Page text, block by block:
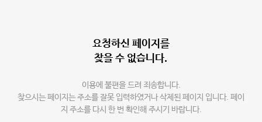
요청하신 페이지를
찾을 수 없습니다.
이용에 불편을 드려 죄송합니다.
찾으시는 페이지는 주소를 잘못 입력하였거나 삭제된 페이지 입니다. 페이
지 주소를 다시 한 번 확인해 주시기 바랍니다.